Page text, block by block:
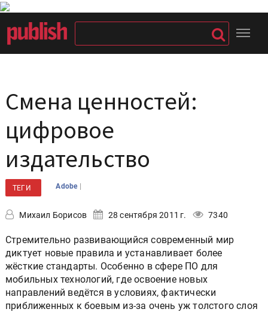
Смена ценностей:
цифровое
издательство
ТЕГИ Adobe |
Михаил Борисов 28 сентября 2011 г. 7340
Стремительно развивающийся современный мир
диктует новые правила и устанавливает более
жёсткие стандарты. Особенно в сфере ПО для
мобильных технологий, где освоение новых
направлений ведётся в условиях, фактически
приближенных к боевым из-за очень уж толстого слоя